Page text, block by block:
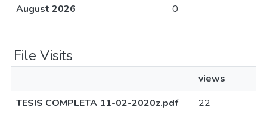
August 2026
0
File Visits
views
TESIS COMPLETA 11-02-2020z.pdf
22